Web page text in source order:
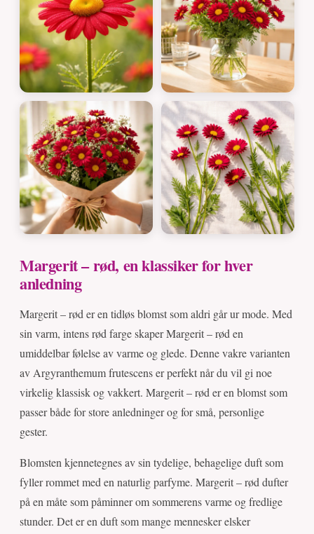
Margerit – rød, en klassiker for hver
anledning
Margerit – rød er en tidløs blomst som aldri går ur mode. Med
sin varm, intens rød farge skaper Margerit – rød en
umiddelbar følelse av varme og glede. Denne vakre varianten
av Argyranthemum frutescens er perfekt når du vil gi noe
virkelig klassisk og vakkert. Margerit – rød er en blomst som
passer både for store anledninger og for små, personlige
gester.
Blomsten kjennetegnes av sin tydelige, behagelige duft som
fyller rommet med en naturlig parfyme. Margerit – rød dufter
på en måte som påminner om sommerens varme og fredlige
stunder. Det er en duft som mange mennesker elsker